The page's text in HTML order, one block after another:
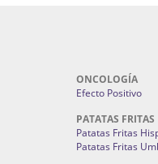
ONCOLOGÍA
Efecto Positivo
PATATAS FRITAS
Patatas Fritas
Patatas Fritas